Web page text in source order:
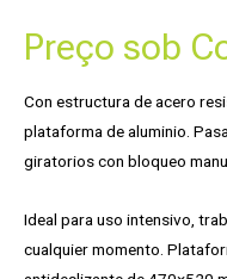
Preço sob
Con estructura de acero
plataforma de aluminio.
giratorios con bloqueo
Ideal para uso intensivo,
cualquier momento.